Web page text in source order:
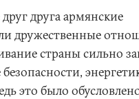
друга армянские
дружественные
страны сильно
это было